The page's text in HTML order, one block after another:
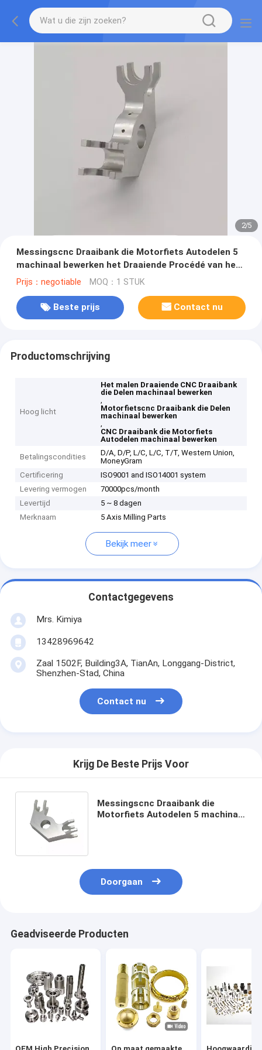
2/5
Messingscnc Draaibank die Motorfiets Autodelen 5
machinaal bewerken het Draaiende Procédé van het
Asmalen
Prijs：negotiable MOQ：1 STUK
Beste prijs Contact nu
Productomschrijving
Hoog licht
Het malen Draaiende CNC Draaibank
die Delen machinaal bewerken
,
Motorfietscnc Draaibank die Delen
machinaal bewerken
,
CNC Draaibank die Motorfiets
Autodelen machinaal bewerken
Betalingscondities
D/A, D/P, L/C, L/C, T/T, Western Union,
MoneyGram
Certificering
ISO9001 and ISO14001 system
Levering vermogen
70000pcs/month
Levertijd
5 ~ 8 dagen
Merknaam
5 Axis Milling Parts
Bekijk meer
Contactgegevens
Mrs. Kimiya
13428969642
Zaal 1502F, Building3A, TianAn, Longgang-District,
Shenzhen-Stad, China
Contact nu
Krijg De Beste Prijs Voor
Messingscnc Draaibank die
Motorfiets Autodelen 5 machinaal
Doorgaan
Geadviseerde Producten